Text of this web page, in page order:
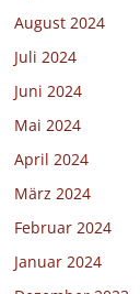
August 2024
Juli 2024
Juni 2024
Mai 2024
April 2024
März 2024
Februar 2024
Januar 2024